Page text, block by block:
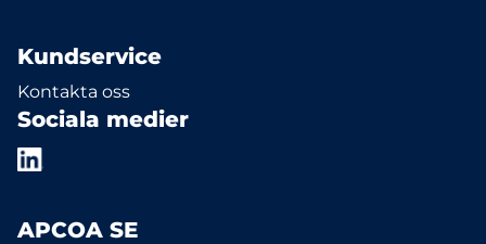
Kundservice
Kontakta oss
Sociala medier
APCOA SE